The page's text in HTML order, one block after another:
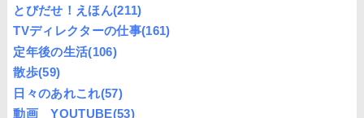
とびだせ！えほん(211)
TVディレクターの仕事(161)
定年後の生活(106)
散歩(59)
日々のあれこれ(57)
動画 YOUTUBE(53)